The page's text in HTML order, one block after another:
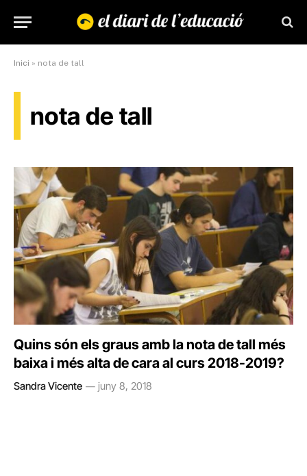
Inici » nota de tall
nota de tall
Quins són els graus amb la nota de tall més
baixa i més alta de cara al curs 2018-2019?
Sandra Vicente juny 8, 2018